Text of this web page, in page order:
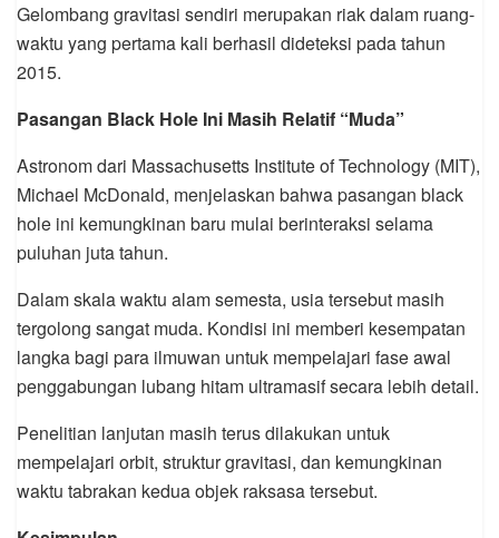
Gelombang gravitasi sendiri merupakan riak dalam ruang-
waktu yang pertama kali berhasil dideteksi pada tahun
2015.
Pasangan Black Hole Ini Masih Relatif “Muda”
Astronom dari Massachusetts Institute of Technology (MIT),
Michael McDonald, menjelaskan bahwa pasangan black
hole ini kemungkinan baru mulai berinteraksi selama
puluhan juta tahun.
Dalam skala waktu alam semesta, usia tersebut masih
tergolong sangat muda. Kondisi ini memberi kesempatan
langka bagi para ilmuwan untuk mempelajari fase awal
penggabungan lubang hitam ultramasif secara lebih detail.
Penelitian lanjutan masih terus dilakukan untuk
mempelajari orbit, struktur gravitasi, dan kemungkinan
waktu tabrakan kedua objek raksasa tersebut.